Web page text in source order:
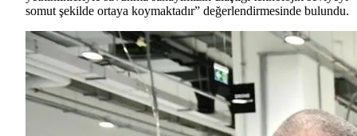
somut şekilde ortaya koymaktadır” değerlendirmesinde bulundu.